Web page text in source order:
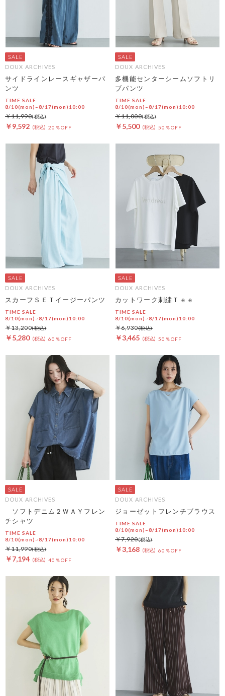
DOUX ARCHIVES
サイドラインレースギャザーパ
ンツ
TIME SALE
8/10(mon)~8/17(mon)10:00
￥9,592 20％OFF
￥11,990
DOUX ARCHIVES
多機能センターシームソフトリ
ブパンツ
TIME SALE
8/10(mon)~8/17(mon)10:00
￥5,500 50％OFF
￥11,000
DOUX ARCHIVES
スカーフＳＥＴイージーパンツ
TIME SALE
8/10(mon)~8/17(mon)10:00
￥5,280 60％OFF
￥13,200
DOUX ARCHIVES
カットワーク刺繍Ｔｅｅ
TIME SALE
8/10(mon)~8/17(mon)10:00
￥3,465 50％OFF
￥6,930
DOUX ARCHIVES
ソフトデニム２ＷＡＹフレン
チシャツ
TIME SALE
8/10(mon)~8/17(mon)10:00
￥7,194 40％OFF
￥11,990
DOUX ARCHIVES
ジョーゼットフレンチブラウス
TIME SALE
8/10(mon)~8/17(mon)10:00
￥3,168 60％OFF
￥7,920